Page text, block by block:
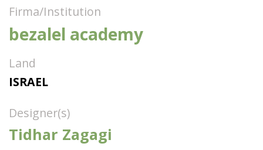
Firma/Institution
bezalel academy
Land
ISRAEL
Designer(s)
Tidhar Zagagi